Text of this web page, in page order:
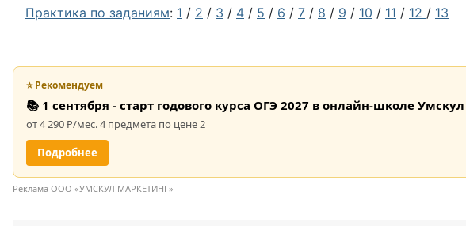
Практика по заданиям: 1 / 2 / 3 / 4 / 5 / 6 / 7 / 8 / 9 / 10 / 11 / 12 / 13
⭐ Рекомендуем
📚 1 сентября - старт годового курса ОГЭ 2027 в онлайн-школе Умскул
от 4 290 ₽/мес. 4 предмета по цене 2
Подробнее
Реклама ООО «УМСКУЛ МАРКЕТИНГ»